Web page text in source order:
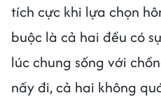
tích cực khi lựa chọn
buộc là cả hai đều có
lúc chung sống với
nấy đi, cả hai không